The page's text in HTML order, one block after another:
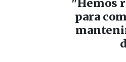
"Hemos
para